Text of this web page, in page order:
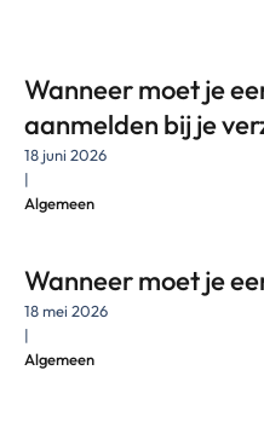
Wanneer moet je
aanmelden bij je
18 juni 2026
|
Algemeen
Wanneer moet je
18 mei 2026
|
Algemeen